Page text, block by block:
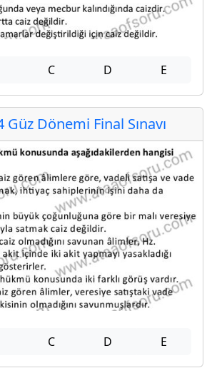
C D E
Dönemi Final Sınavı
C D E